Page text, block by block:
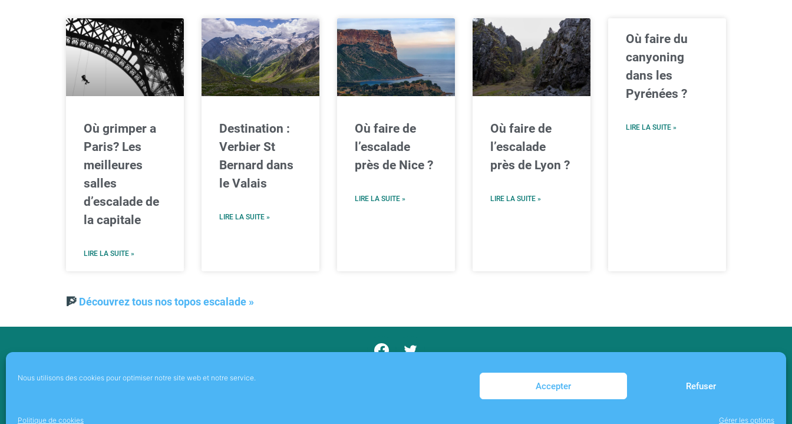
Nous utilisons des cookies pour optimiser notre site web et notre service.
Gérer les options
Accepter Refuser
Politique de cookies
Où grimper a
Paris? Les
meilleures
salles
d’escalade de
la capitale
LIRE LA SUITE »
Destination :
Verbier St
Bernard dans
le Valais
LIRE LA SUITE »
Où faire de
l’escalade
près de Nice ?
LIRE LA SUITE »
Où faire de
l’escalade
près de Lyon ?
LIRE LA SUITE »
Où faire du
canyoning
dans les
Pyrénées ?
LIRE LA SUITE »
🧗 Découvrez tous nos topos escalade »
À Propos Politique de cookies (UE)